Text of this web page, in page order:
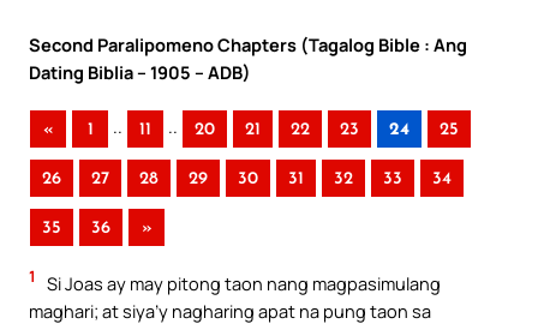
Second Paralipomeno Chapters (Tagalog Bible : Ang
Dating Biblia – 1905 – ADB)
« 1 .. 11 .. 20 21 22 23 24 25
26 27 28 29 30 31 32 33 34
35 36 »
1
Si Joas ay may pitong taon nang magpasimulang
maghari; at siya’y nagharing apat na pung taon sa